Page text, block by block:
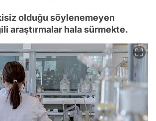
olduğu söylenemeyen
araştırmalar hala sürmekte.